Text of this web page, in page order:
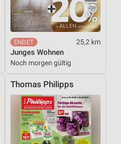
25,2 km
Junges Wohnen
Noch morgen gültig
Thomas Philipps